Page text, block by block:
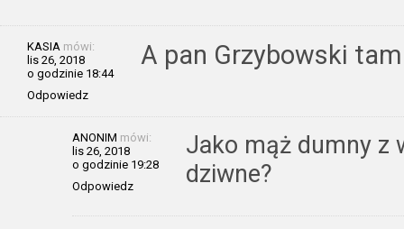
KASIA mówi:
lis 26, 2018
o godzinie 18:44
Odpowiedz
A pan Grzybowski
ANONIM mówi:
lis 26, 2018
o godzinie 19:28
Odpowiedz
Jako mąż dumny z
dziwne?